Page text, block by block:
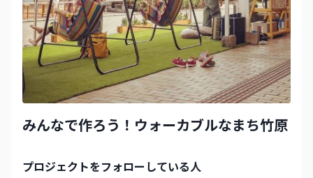
みんなで作ろう！ウォーカブルなまち竹原
プロジェクトをフォローしている人